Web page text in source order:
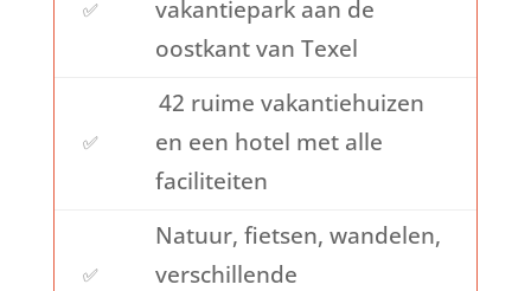
✅
vakantiepark aan de
oostkant van Texel
✅
42 ruime vakantiehuizen
en een hotel met alle
faciliteiten
✅
Natuur, fietsen, wandelen,
verschillende